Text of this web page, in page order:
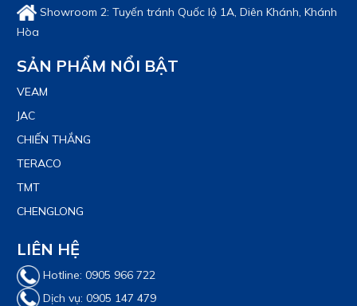
Showroom 2: Tuyến tránh Quốc lộ 1A, Diên Khánh, Khánh
Hòa
SẢN PHẨM NỔI BẬT
VEAM
JAC
CHIẾN THẮNG
TERACO
TMT
CHENGLONG
LIÊN HỆ
Hotline: 0905 966 722
Dịch vụ: 0905 147 479